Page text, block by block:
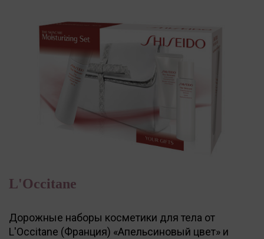
L'Occitane
Дорожные наборы косметики для тела от
L'Occitane (Франция) «Апельсиновый цвет» и